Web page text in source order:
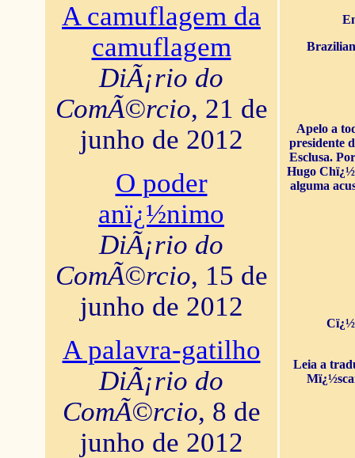
A camuflagem da
camuflagem
DiÃ¡rio do
ComÃ©rcio, 21 de
junho de 2012
O poder
anï¿½nimo
DiÃ¡rio do
ComÃ©rcio, 15 de
junho de 2012
A palavra-gatilho
DiÃ¡rio do
ComÃ©rcio, 8 de
junho de 2012
Apelo a
presidente
Esclusa.
Hugo
alguma
Leia a